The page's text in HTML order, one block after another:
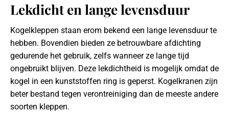
Lekdicht en lange levensduur
Kogelkleppen staan erom bekend een lange levensduur te
hebben. Bovendien bieden ze betrouwbare afdichting
gedurende het gebruik, zelfs wanneer ze lange tijd
ongebruikt blijven. Deze lekdichtheid is mogelijk omdat de
kogel in een kunststoffen ring is geperst. Kogelkranen zijn
beter bestand tegen verontreiniging dan de meeste andere
soorten kleppen.